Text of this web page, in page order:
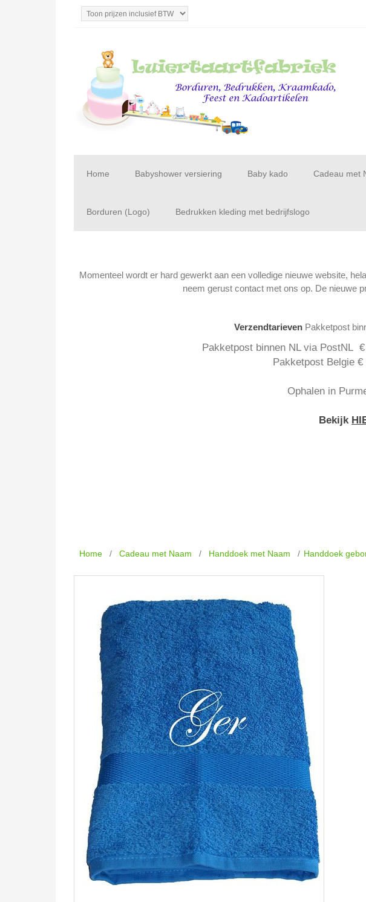
Home Babyshower versiering Baby kado Cadeau met
Borduren (Logo) Bedrukken kleding met bedrijfslogo
Momenteel wordt er hard gewerkt aan een volledige nieuwe website,
neem gerust contact met ons op. De nieuwe
Verzendtarieven Pakketpost
Pakketpost binnen NL via PostNL
Pakketpost Belgie
Ophalen in
Bekijk
Home / Cadeau met Naam / Handdoek met Naam / Handdoek